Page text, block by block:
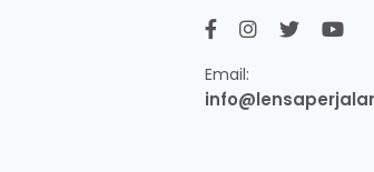
Email: